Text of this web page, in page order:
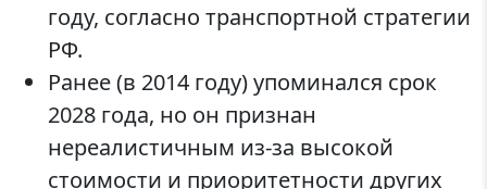
году, согласно транспортной стратегии
РФ.
Ранее (в 2014 году) упоминался срок
2028 года, но он признан
нереалистичным из-за высокой
стоимости и приоритетности других